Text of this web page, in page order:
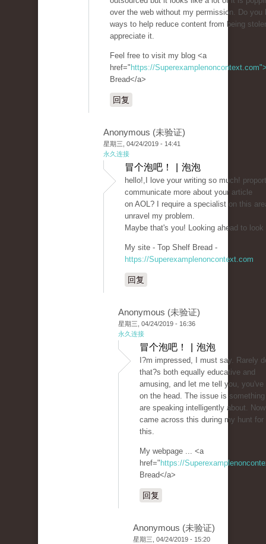
over the web without my permission. Do you
ways to help reduce content from being
appreciate it.
Feel free to visit my blog <a
href=" https://
Bread</a>
回复
Anonymous (未验证)
星期三, 04/24/2019 - 14:41
永久连接
冒个泡吧！ | 泡泡
hello!,I love your writing so much!
communicate more about your article
on AOL? I require a specialist on this
unravel my problem.
Maybe that's you! Looking ahead to look
My site - Top Shelf Bread -
https://Superexamplenoncontext.com
回复
Anonymous (未验证)
星期三, 04/24/2019 - 16:36
永久连接
冒个泡吧！ | 泡泡
I?m impressed, I must say. Rarely
that?s both equally educative and
amusing, and let me tell you, you've
on the head. The issue is
are speaking intelligently about.
came across this during my hunt for
this.
My webpage ... <a
href=" https://
Bread</a>
回复
Anonymous (未验证)
星期三, 04/24/2019 - 15:20